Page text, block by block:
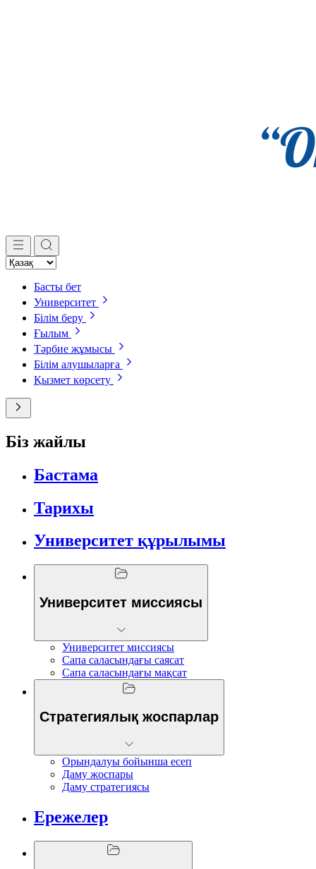
Басты бет
Университет
Білім беру
Ғылым
Тәрбие жұмысы
Білім алушыларға
Қызмет көрсету
Біз жайлы
Бастама
Тарихы
Университет құрылымы
Университет миссиясы
Университет миссиясы
Сапа саласындағы саясат
Сапа саласындағы мақсат
Стратегиялық жоспарлар
Орындалуы бойынша есеп
Даму жоспары
Даму стратегиясы
Ережелер